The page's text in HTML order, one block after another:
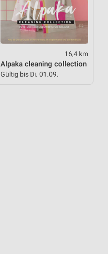
16,4 km
Alpaka cleaning collection
Gültig bis Di. 01.09.